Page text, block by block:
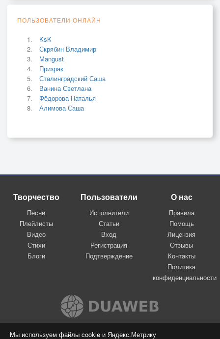
Мы используем файлы cookie и Яндекс.Метрику
ПОЛЬЗОВАТЕЛИ ОНЛАЙН
KsK
Скрябин Владимир
Mangust
Призрак
Сталинградский Саша
Ванина Светлана
Фёдорова Наталья
Алимова Саша
Творчество
Песни
Плейлисты
Видео
Стихи
Блоги
Пользователи
Исполнители
Статьи
Вход
Регистрация
Подтверждение
О нас
Правила
Помощь
Лицензия
Отзывы
Контакты
Политика
конфиденциальности
Вконтакте